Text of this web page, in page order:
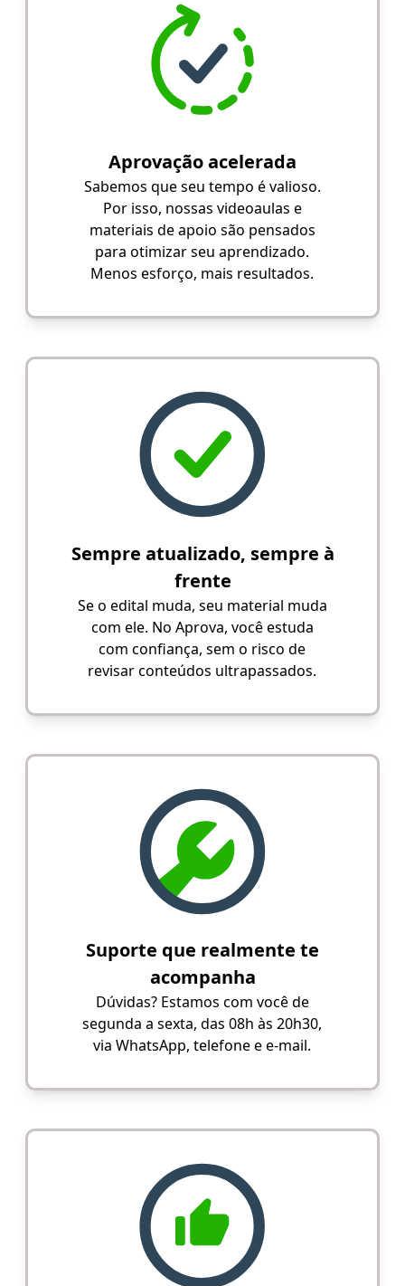
Aprovação acelerada
Sabemos que seu tempo é valioso.
Por isso, nossas videoaulas e
materiais de apoio são pensados
para otimizar seu aprendizado.
Menos esforço, mais resultados.
Sempre atualizado, sempre à
frente
Se o edital muda, seu material muda
com ele. No Aprova, você estuda
com confiança, sem o risco de
revisar conteúdos ultrapassados.
Suporte que realmente te
acompanha
Dúvidas? Estamos com você de
segunda a sexta, das 08h às 20h30,
via WhatsApp, telefone e e-mail.